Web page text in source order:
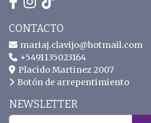
CONTACTO
mariaj.clavijo@hotmail.com
+5491135023164
Placido Martinez 2007
Botón de arrepentimiento
NEWSLETTER